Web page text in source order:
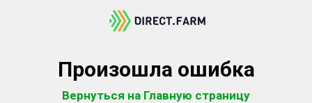
Произошла ошибка
Вернуться на Главную страницу